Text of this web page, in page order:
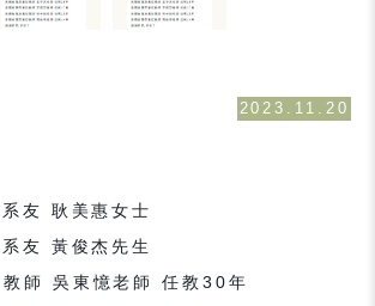
2023.11.20
友 耿美惠女士
友 黃俊杰先生
師 吳東憶老師 任教30年